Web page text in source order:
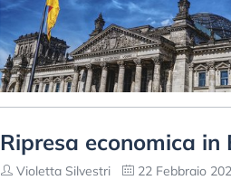
Ripresa economica
Violetta Silvestri 22 Febbraio